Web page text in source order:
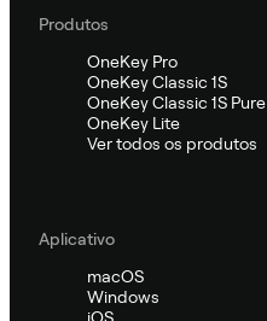
Produtos
OneKey Pro
OneKey Classic 1S
OneKey Classic 1S Pure
OneKey Lite
Ver todos os produtos
Aplicativo
macOS
Windows